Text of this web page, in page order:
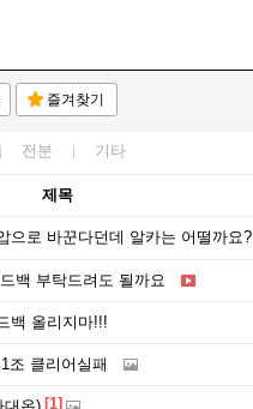
즐겨찾기
전분 기타
제목
으로 바꾼다던데 알카는 어떨까요?
백 부탁드려도 될까요
백 올리지마!!!
조 클리어실패
[1]